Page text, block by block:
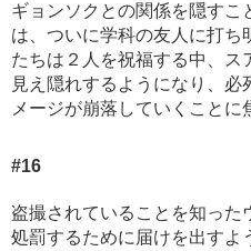
ギョンソクとの関係を隠すこ
は、ついに学科の友人に打ち
たちは２人を祝福する中、
見え隠れするようになり、必
メージが崩落していくことに
#16
盗撮されていることを知った
処罰するために届けを出すよ